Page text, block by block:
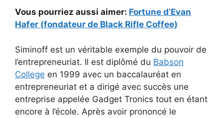
Vous pourriez aussi aimer: Fortune d’Evan
Hafer (fondateur de Black Rifle Coffee)
Siminoff est un véritable exemple du pouvoir de
l’entrepreneuriat. Il est diplômé du Babson
College en 1999 avec un baccalauréat en
entrepreneuriat et a dirigé avec succès une
entreprise appelée Gadget Tronics tout en étant
encore à l’école. Après avoir prononcé le